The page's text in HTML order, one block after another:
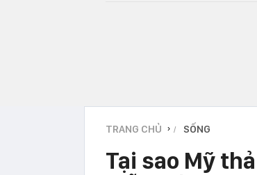
TRANG CHỦ › SỐNG
Tại sao Mỹ